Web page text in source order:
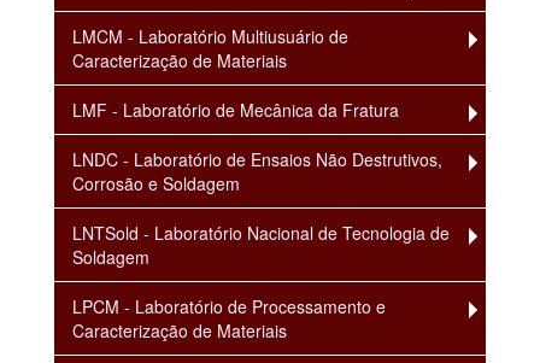
LMCM - Laboratório Multiusuário de
Caracterização de Materiais
LMF - Laboratório de Mecânica da Fratura
LNDC - Laboratório de Ensaios Não Destrutivos,
Corrosão e Soldagem
LNTSold - Laboratório Nacional de Tecnologia de
Soldagem
LPCM - Laboratório de Processamento e
Caracterização de Materiais